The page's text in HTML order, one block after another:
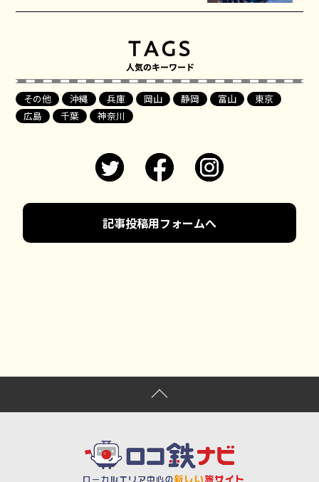
その他 沖縄 兵庫 岡山 静岡 富山
東京
広島
千葉 神奈川
記事投稿用フォームへ